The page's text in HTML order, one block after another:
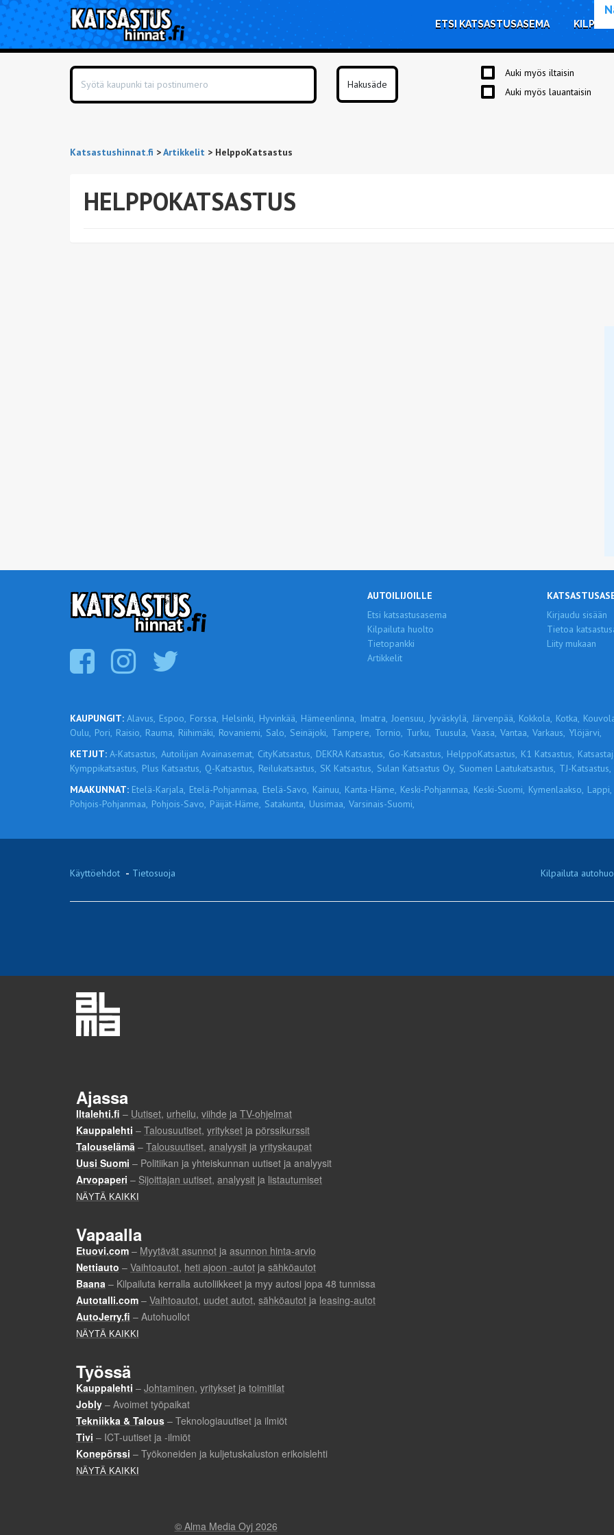
ETSI KATSASTUSASEMA
Auki myös iltaisin
Auki myös lauantaisin
Katsastushinnat.fi >Artikkelit > HelppoKatsastus
HELPPOKATSASTUS
AUTOILIJOILLE
Etsi katsastusasema
Kilpailuta huolto
Tietopankki
Artikkelit
Kirjaudu sisään
Tietoa
Liity mukaan
KAUPUNGIT: Alavus, Espoo, Forssa, Helsinki, Hyvinkää, Hämeenlinna, Imatra, Joensuu, Jyväskylä, Järvenpää, Kokkola, Kotka,
Oulu, Pori, Raisio, Rauma, Riihimäki, Rovaniemi, Salo, Seinäjoki, Tampere, Tornio, Turku, Tuusula, Vaasa, Vantaa, Varkaus, Ylöjärvi,
KETJUT: A-Katsastus, Autoilijan Avainasemat, CityKatsastus, DEKRA Katsastus, Go-Katsastus, HelppoKatsastus, K1 Katsastus,
Kymppikatsastus, Plus Katsastus, Q-Katsastus, Reilukatsastus, SK Katsastus, Sulan Katsastus Oy, Suomen Laatukatsastus, TJ-Katsastus,
MAAKUNNAT: Etelä-Karjala, Etelä-Pohjanmaa, Etelä-Savo, Kainuu, Kanta-Häme, Keski-Pohjanmaa, Keski-Suomi, Kymenlaakso, Lappi,
Pohjois-Pohjanmaa, Pohjois-Savo, Päijät-Häme, Satakunta, Uusimaa, Varsinais-Suomi,
Käyttöehdot - Tietosuoja Kilpailuta